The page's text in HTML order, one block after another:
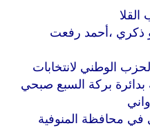
ذكري ،أحمد رفعت
الوطني لانتخابات
بالمنوفية بدائرة بركة السبع صبحي
محافظة المنوفية